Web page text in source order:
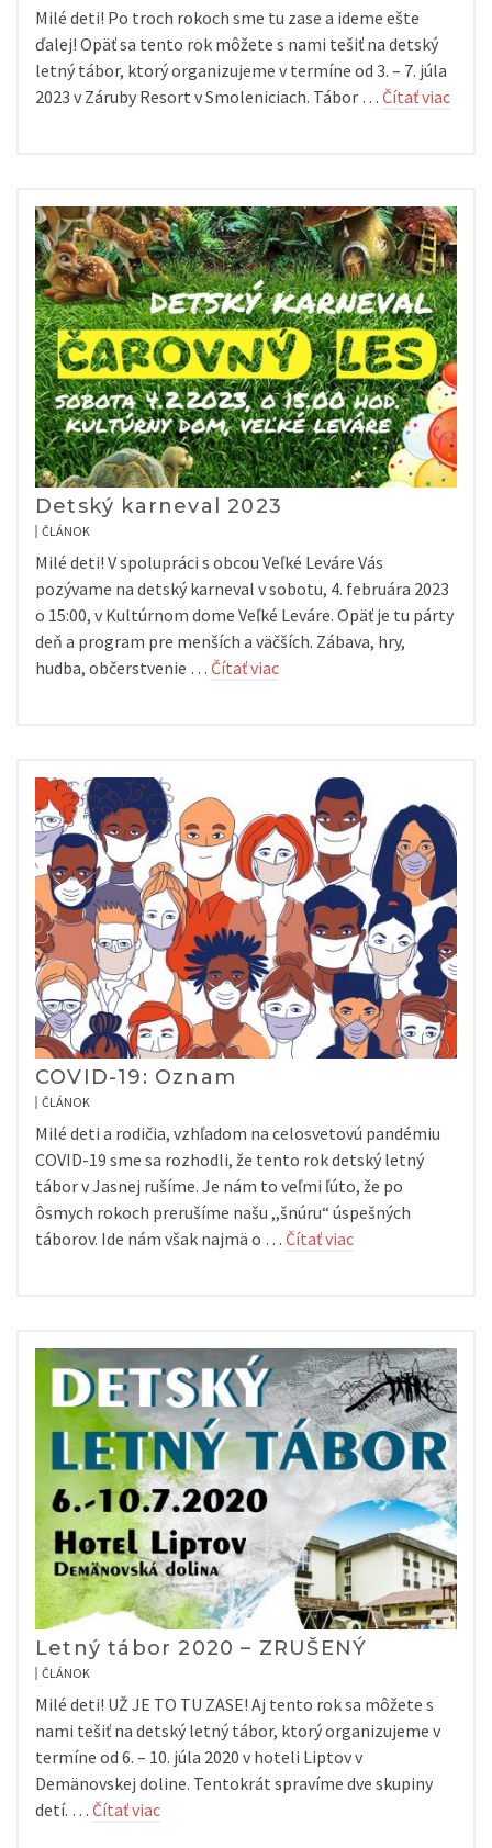
Milé deti! Po troch rokoch sme tu zase a ideme ešte
ďalej! Opäť sa tento rok môžete s nami tešiť na detský
letný tábor, ktorý organizujeme v termíne od 3. – 7. júla
2023 v Záruby Resort v Smoleniciach. Tábor … Čítať viac
Detský karneval 2023
ČLÁNOK
Milé deti! V spolupráci s obcou Veľké Leváre Vás
pozývame na detský karneval v sobotu, 4. februára 2023
o 15:00, v Kultúrnom dome Veľké Leváre. Opäť je tu párty
deň a program pre menších a väčších. Zábava, hry,
hudba, občerstvenie … Čítať viac
COVID-19: Oznam
ČLÁNOK
Milé deti a rodičia, vzhľadom na celosvetovú pandémiu
COVID-19 sme sa rozhodli, že tento rok detský letný
tábor v Jasnej rušíme. Je nám to veľmi ľúto, že po
ôsmych rokoch prerušíme našu ,,šnúru“ úspešných
táborov. Ide nám však najmä o … Čítať viac
Letný tábor 2020 – ZRUŠENÝ
ČLÁNOK
Milé deti! UŽ JE TO TU ZASE! Aj tento rok sa môžete s
nami tešiť na detský letný tábor, ktorý organizujeme v
termíne od 6. – 10. júla 2020 v hoteli Liptov v
Demänovskej doline. Tentokrát spravíme dve skupiny
detí. … Čítať viac